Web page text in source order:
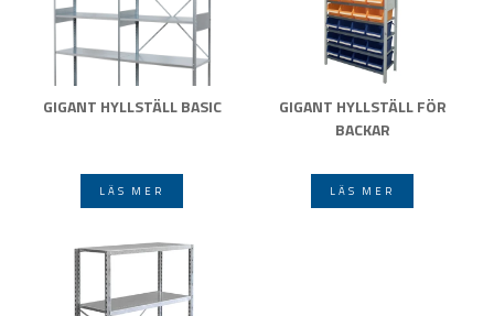
GIGANT HYLLSTÄLL BASIC
LÄS MER
GIGANT HYLLSTÄLL FÖR
BACKAR
LÄS MER